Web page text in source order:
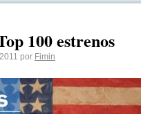
100 estrenos
por Fimin